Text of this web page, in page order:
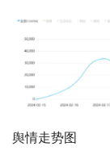
舆情走势图